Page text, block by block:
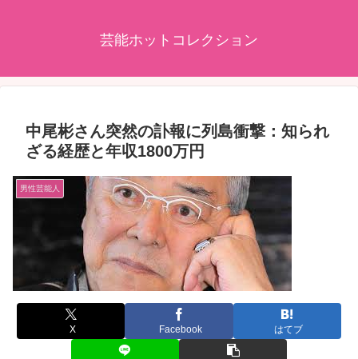
芸能ホットコレクション
中尾彬さん突然の訃報に列島衝撃：知られ
ざる経歴と年収1800万円
男性芸能人
X Facebook はてブ